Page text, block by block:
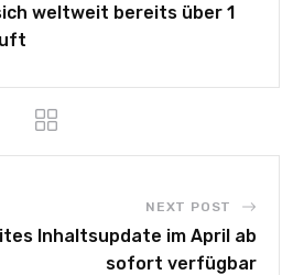
weltweit bereits über 1
NEXT POST
Inhaltsupdate im April ab
sofort verfügbar